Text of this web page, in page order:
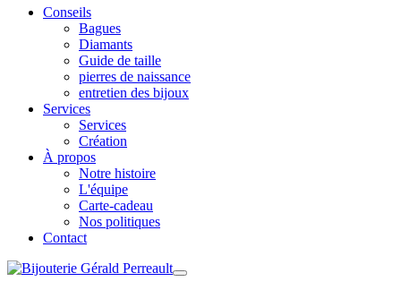
Conseils
Bagues
Diamants
Guide de taille
pierres de naissance
entretien des bijoux
Services
Services
Création
À propos
Notre histoire
L'équipe
Carte-cadeau
Nos politiques
Contact